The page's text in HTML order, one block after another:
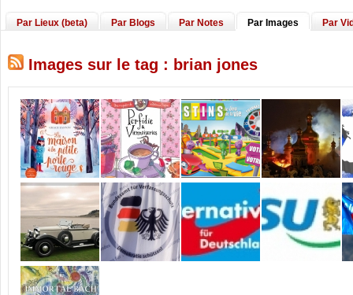
Par Lieux (beta) Par Blogs Par Notes Par Images Par
Images sur le tag : brian jones